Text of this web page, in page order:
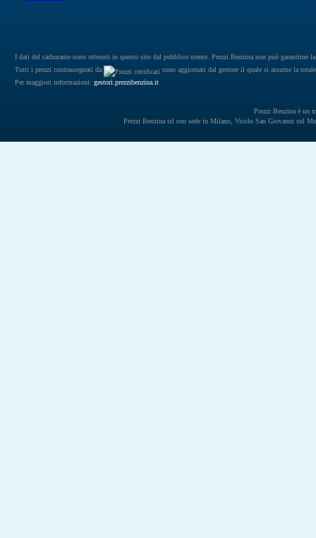
I dati del carburante sono ottenuti in questo sito dal pubblico utente. Prezzi Benzina non può garantirne
Tutti i prezzi contrassegnati da
sono aggiornati dal gestore il quale si assume la
Per maggiori informazioni: gestori.prezzibenzina.it
Prezzi Benzina è un
Prezzi Benzina srl con sede in Milano, Vicolo San Giovanni sul